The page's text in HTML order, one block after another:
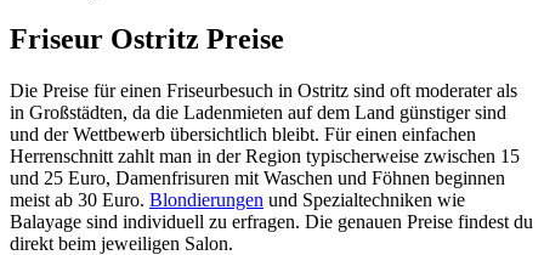
Friseur Ostritz Preise
Die Preise für einen Friseurbesuch in Ostritz sind oft moderater als
in Großstädten, da die Ladenmieten auf dem Land günstiger sind
und der Wettbewerb übersichtlich bleibt. Für einen einfachen
Herrenschnitt zahlt man in der Region typischerweise zwischen 15
und 25 Euro, Damenfrisuren mit Waschen und Föhnen beginnen
meist ab 30 Euro. Blondierungen und Spezialtechniken wie
Balayage sind individuell zu erfragen. Die genauen Preise findest du
direkt beim jeweiligen Salon.